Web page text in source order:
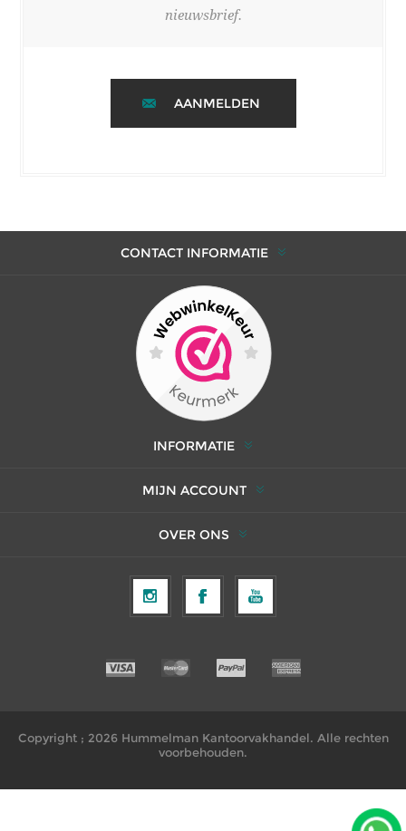
nieuwsbrief.
AANMELDEN
CONTACT INFORMATIE
INFORMATIE
MIJN ACCOUNT
OVER ONS
Copyright ; 2026 Hummelman Kantoorvakhandel. Alle rechten
voorbehouden.